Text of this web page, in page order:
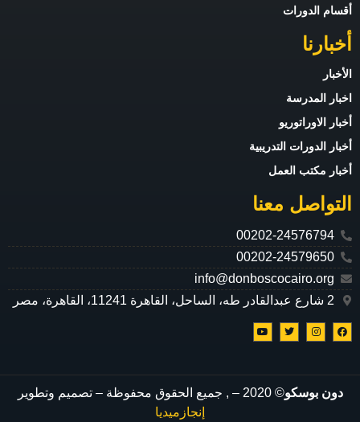
أقسام الدورات
أخبارنا
الأخبار
اخبار المدرسة
أخبار الاوراتوريو
أخبار الدورات التدريبية
أخبار مكتب العمل
التواصل معنا
00202-24576794
00202-24579650
info@donboscocairo.org
2 شارع عبدالقادر طه، الساحل، القاهرة 11241، القاهرة، مصر
دون بوسكو© 2020 –
, جميع الحقوق محفوظة – تصميم وتطوير
إنجازميديا